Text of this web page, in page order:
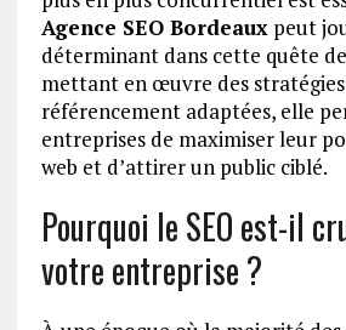
Agence SEO Bordeauxpeut
déterminant dans cette quête
mettant en œuvre des
référencement adaptées, elle
entreprises de maximiser leur
web et d’attirer un public ciblé.
Pourquoi le SEO est-il
votre entreprise ?